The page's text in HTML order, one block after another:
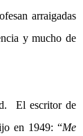
arraigadas
y mucho de
El escritor de
en 1949: “Me